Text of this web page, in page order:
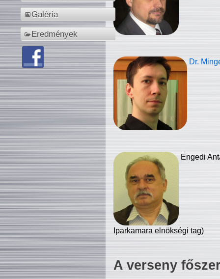
Galéria
Eredmények
Dr.
Engedi
Iparkamara elnökségi tag)
A verseny